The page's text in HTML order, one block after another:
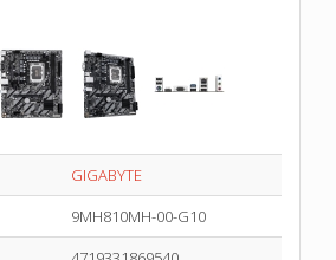
GIGABYTE
9MH810MH-00-G10